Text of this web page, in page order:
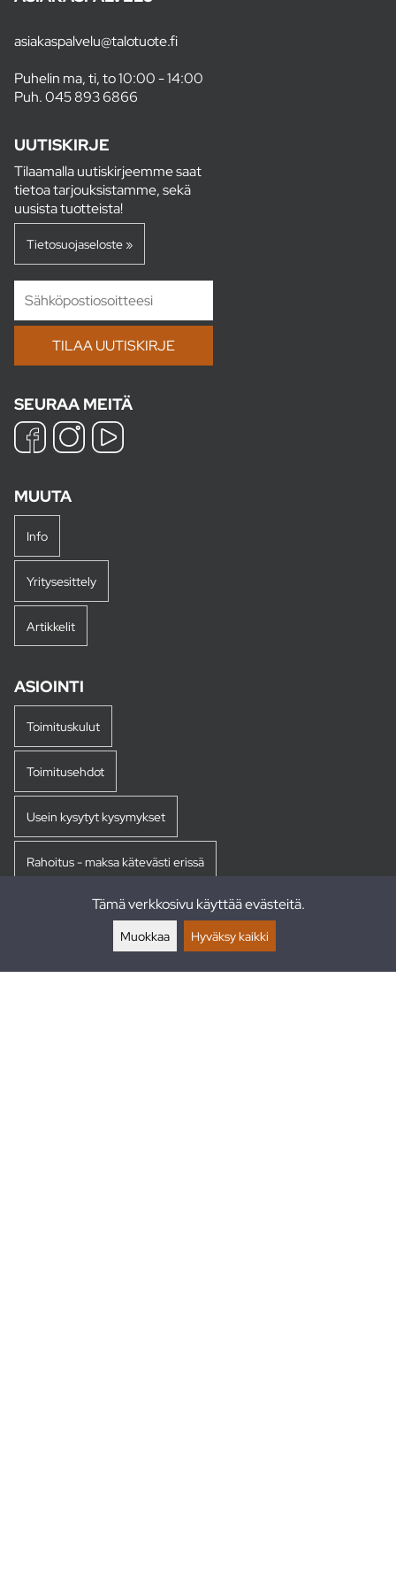
asiakaspalvelu@talotuote.fi
Puhelin ma, ti, to 10:00 - 14:00
Puh.045 893 6866
UUTISKIRJE
Tilaamalla uutiskirjeemme saat
tietoa tarjouksistamme, sekä
uusista tuotteista!
Tietosuojaseloste »
SEURAA MEITÄ
MUUTA
Info
Yritysesittely
Artikkelit
ASIOINTI
Toimituskulut
Toimitusehdot
Usein kysytyt kysymykset
Rahoitus - maksa kätevästi erissä
Tämä verkkosivu käyttää evästeitä.
Muokkaa Hyväksy kaikki